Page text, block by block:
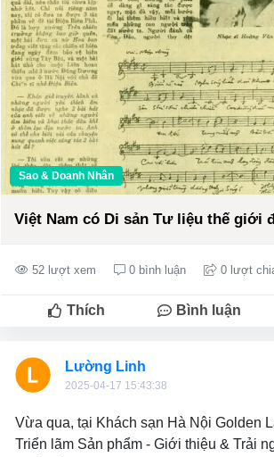
Sao & Doanh Nhân
Việt Nam có Di sản Tư liệu thế giới
52 lượt xem 0 bình luận 0 lượt
Thích Bình luận
Lường Linh
2025-04-17 15:43:38
Vừa qua, tại Khách sạn Hà Nội Golden
Triển lãm Sản phẩm - Giới thiệu & Trải